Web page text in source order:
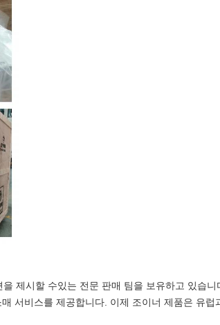
제시할 수있는 전문 판매 팀을 보유하고 있습
서비스를 제공합니다. 이제 조이너 제품은 유